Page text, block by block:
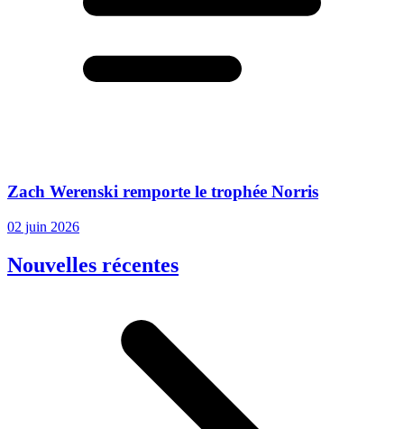
Zach Werenski remporte le trophée Norris
02 juin 2026
Nouvelles récentes